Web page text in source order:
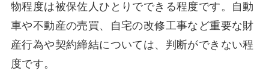
物程度は被保佐人ひとりでできる程度です。自動
車や不動産の売買、自宅の改修工事など重要な財
産行為や契約締結については、判断ができない程
度です。